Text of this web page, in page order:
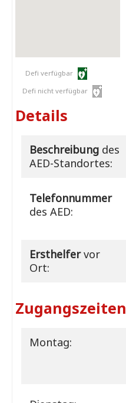
Defi verfügbar
Defi nicht verfügbar
Details
Beschreibungdes
AED-Standortes:
Telefonnummer
des AED:
Ersthelfervor
Ort:
Zugangszeiten
Montag: